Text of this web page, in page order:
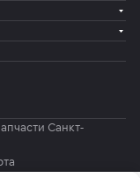
Санкт-